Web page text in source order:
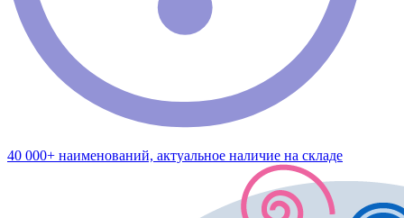
40 000+ наименований, актуальное наличие на складе